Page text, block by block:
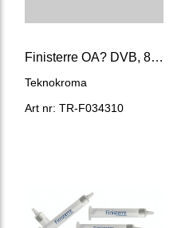
Finisterre OA? DVB, 85 um, 30mg/1ml
Teknokroma
Art nr: TR-F034310